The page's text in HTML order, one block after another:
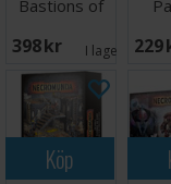
Bastions of
398 SEK I lager: 5229
Köp